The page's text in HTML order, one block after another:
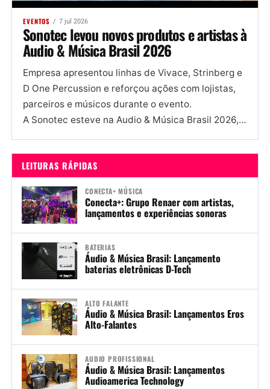
EVENTOS 7 jul 2026
Sonotec levou novos produtos e artistas à
Audio & Música Brasil 2026
Empresa apresentou linhas de Vivace, Strinberg e
D One Percussion e reforçou ações com lojistas,
parceiros e músicos durante o evento.
A Sonotec esteve na Audio & Música Brasil 2026,
LEITURAS RÁPIDAS
CONECTA+ MÚSICA
Conecta+: Grupo Renaer com artistas,
lançamentos e experiências sonoras
BATERIAS
Áudio & Música Brasil: Lançamento
baterias eletrônicas D-Tech
ALTO FALANTE
Áudio & Música Brasil: Lançamentos Eros
Alto-Falantes
AUDIO PROFISSIONAL
Áudio & Música Brasil: Lançamentos
Audioamerica Technology